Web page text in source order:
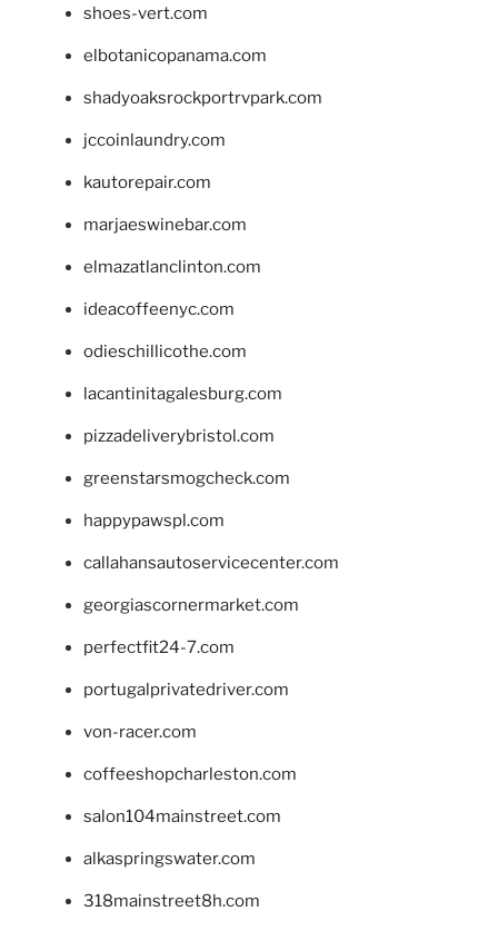
shoes-vert.com
elbotanicopanama.com
shadyoaksrockportrvpark.com
jccoinlaundry.com
kautorepair.com
marjaeswinebar.com
elmazatlanclinton.com
ideacoffeenyc.com
odieschillicothe.com
lacantinitagalesburg.com
pizzadeliverybristol.com
greenstarsmogcheck.com
happypawspl.com
callahansautoservicecenter.com
georgiascornermarket.com
perfectfit24-7.com
portugalprivatedriver.com
von-racer.com
coffeeshopcharleston.com
salon104mainstreet.com
alkaspringswater.com
318mainstreet8h.com